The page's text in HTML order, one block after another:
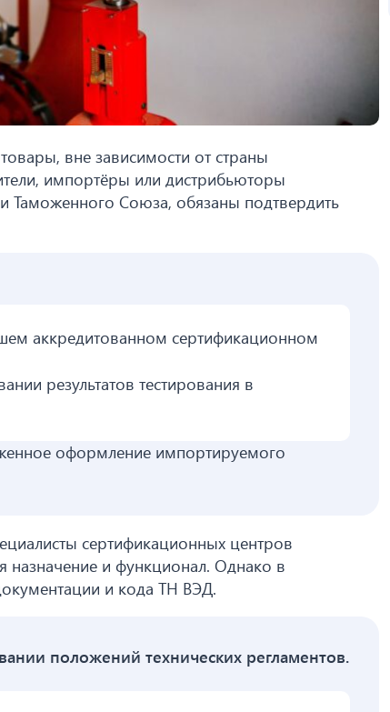
вне зависимости от страны
импортёры или дистрибьюторы
Союза, обязаны подтвердить
аккредитованном сертификационном
результатов тестирования в
оформление импортируемого
сертификационных центров
назначение и функционал. Однако в
и кода ТН ВЭД.
положений технических регламентов.